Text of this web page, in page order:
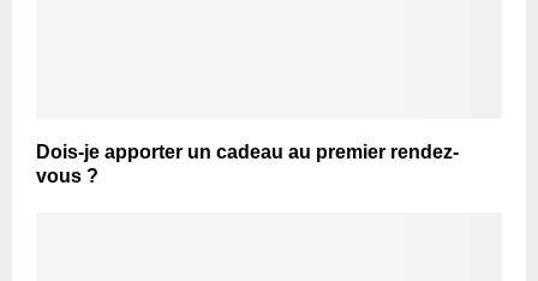
Dois-je apporter un cadeau au premier rendez-
vous ?